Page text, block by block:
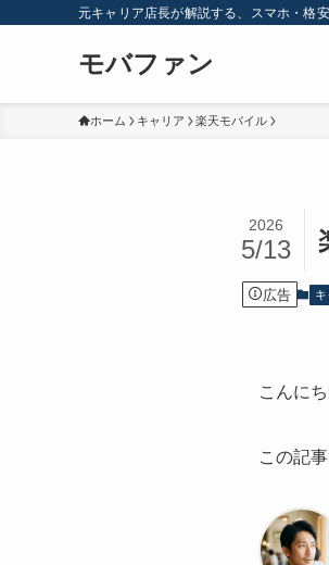
元キャリア店長が解説する、スマホ・格
モバファン
ホーム キャリア 楽天モバイル
2026
5/13
広告
こんに
この記事